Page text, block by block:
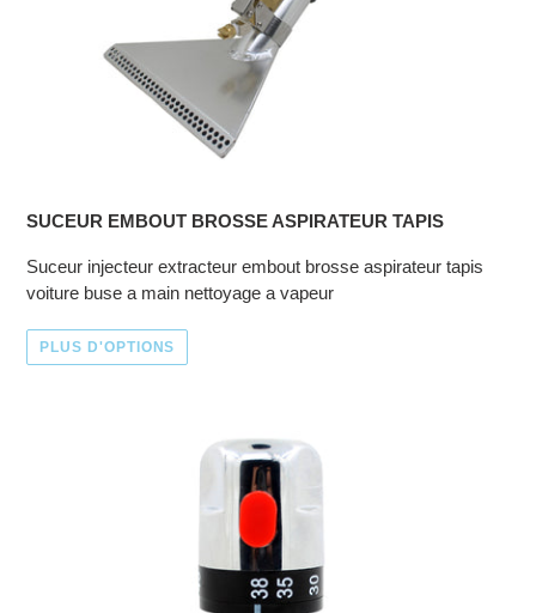
SUCEUR EMBOUT BROSSE ASPIRATEUR TAPIS
Suceur injecteur extracteur embout brosse aspirateur tapis
voiture buse a main nettoyage a vapeur
PLUS D'OPTIONS